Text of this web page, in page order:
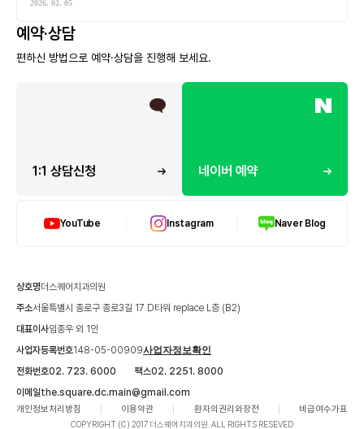
2026. 02. 05
예약·상담
편하신 방법으로 예약·상담을 진행해 보세요.
1:1 상담신청 네이버 예약
YouTube Instagram Naver Blog
상호명더스퀘어치과의원
주소서울특별시 종로구 종로3길 17 D타워 replace L층 (B2)
대표이사임종우 외 1인
사업자등록번호148-05-00909사업자정보확인
전화번호02. 723. 6000 팩스02. 2251. 8000
이메일the.square.dc.main@gmail.com
개인정보처리방침 이용약관 환자의권리와장전 비급여수가표
COPYRIGHT (C) 2017 더스퀘어치과의원. ALL RIGHTS RESEVED